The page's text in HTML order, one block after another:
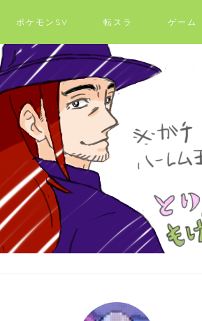
ポケモンSV 転スラ ゲーム